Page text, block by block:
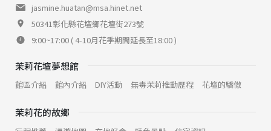
jasmine.huatan@msa.hinet.net
50341彰化縣花壇鄉花壇街273號
9:00~17:00 ( 4-10月花季期間延長至18:00 )
茉莉花壇夢想館
館區介紹 館內介紹 DIY活動 無毒茉莉推動歷程 花壇的驕傲
茉莉花的故鄉